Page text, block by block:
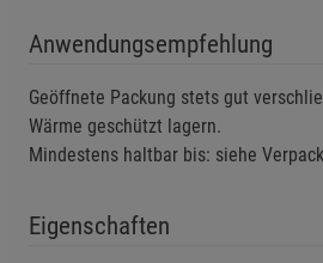
Anwendungsempfehlung
Geöffnete Packung stets gut
Wärme geschützt lagern.
Mindestens haltbar bis: siehe
Eigenschaften
Marketing Cookies (3)
Beschreibung Marketing Cookies
Cookie-Informationen